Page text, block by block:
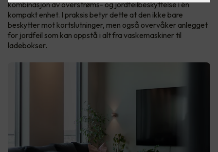
kombinasjon av overstrøms- og jordfeilbeskyttelse i én
kompakt enhet. I praksis betyr dette at den ikke bare
beskytter mot kortslutninger, men også overvåker anlegget
for jordfeil som kan oppstå i alt fra vaskemaskiner til
ladebokser.